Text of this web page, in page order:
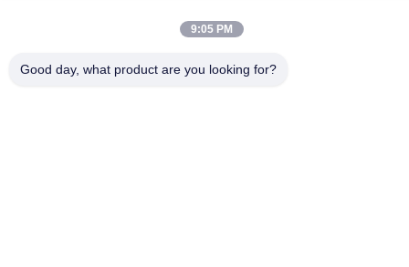
Politique de confidentialité
Plan du site
9:05 PM
Good day, what product are you looking for?